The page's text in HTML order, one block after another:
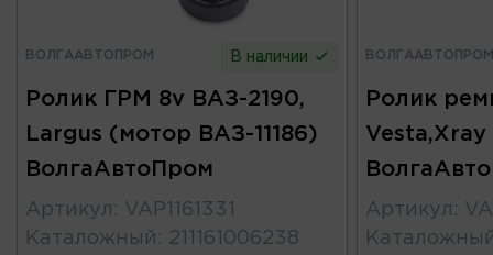
ВОЛГААВТОПРОМ В наличии
Ролик ГРМ 8v ВАЗ-2190,
Largus (мотор ВАЗ-11186)
ВолгаАвтоПром
Артикул : VAP1161331
Каталожный : 211161006238
ВОЛГААВТОПРОМ
Ролик
Vesta,Xray
Артикул :